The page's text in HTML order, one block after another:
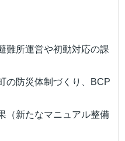
難所運営や初動対応の課
の防災体制づくり、BCP
（新たなマニュアル整備